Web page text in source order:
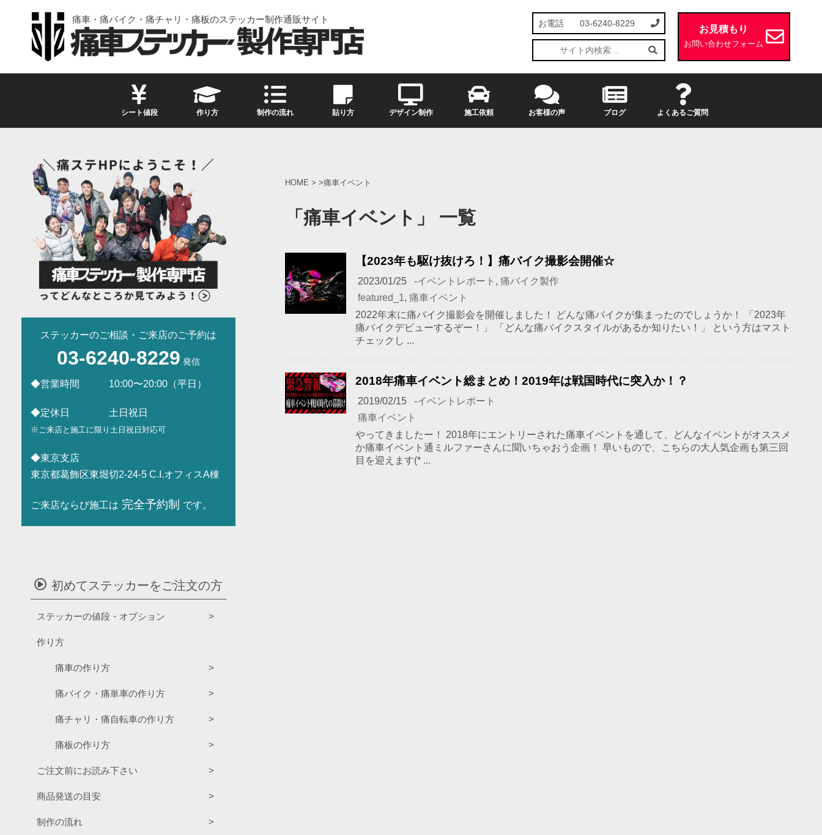
痛車・痛バイク・痛チャリ・痛板のステッカー制作通販サイト お電話 03-6240-8229
お見積もり
お問い合わせフォーム
シート値段 作り方 制作の流れ 貼り方 デザイン制作 施工依頼 お客様の声 ブログ よくあるご質問
ステッカーのご相談・ご来店のご予約は
03-6240-8229
◆営業時間 10:00〜20:00（平日）
◆定休日 土日祝日
※ご来店と施工に限り土日祝日対応可
◆東京支店
東京都葛飾区東堀切2-24-5 C.I.オフィスA棟
ご来店ならび施工は 完全予約制 です。
初めてステッカーをご注文の方
ステッカーの値段・オプション
作り方
痛車の作り方
痛バイク・痛単車の作り方
痛チャリ・痛自転車の作り方
痛板の作り方
ご注文前にお読み下さい
商品発送の目安
制作の流れ
HOME > 痛車イベント
「痛車イベント」 一覧
【2023年も駆け抜けろ！】痛バイク撮影会開催☆
2023/01/25 -イベントレポート , 痛バイク製作
featured_1, 痛車イベント
2022年末に痛バイク撮影会を開催しました！ どんな痛バイクが集まったのでしょうか！ 「2023年
痛バイクデビューするぞー！」 「どんな痛バイクスタイルがあるか知りたい！」 という方はマスト
チェックし ...
2018年痛車イベント総まとめ！2019年は戦国時代に突入か！？
2019/02/15 -イベントレポート
痛車イベント
やってきましたー！ 2018年にエントリーされた痛車イベントを通して、どんなイベントがオススメ
か痛車イベント通ミルファーさんに聞いちゃおう企画！ 早いもので、こちらの大人気企画も第三回
目を迎えます(* ...